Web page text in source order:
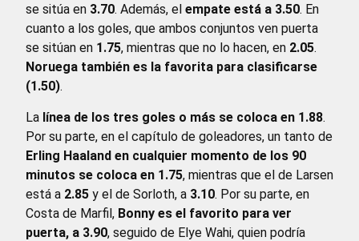
se sitúa en 3.70. Además, el empate está a 3.50. En
cuanto a los goles, que ambos conjuntos ven puerta
se sitúan en 1.75, mientras que no lo hacen, en 2.05.
Noruega también es la favorita para clasificarse
(1.50).
La línea de los tres goles o más se coloca en 1.88.
Por su parte, en el capítulo de goleadores, un tanto de
Erling Haaland en cualquier momento de los 90
minutos se coloca en 1.75, mientras que el de Larsen
está a 2.85 y el de Sorloth, a 3.10. Por su parte, en
Costa de Marfil, Bonny es el favorito para ver
puerta, a 3.90, seguido de Elye Wahi, quien podría